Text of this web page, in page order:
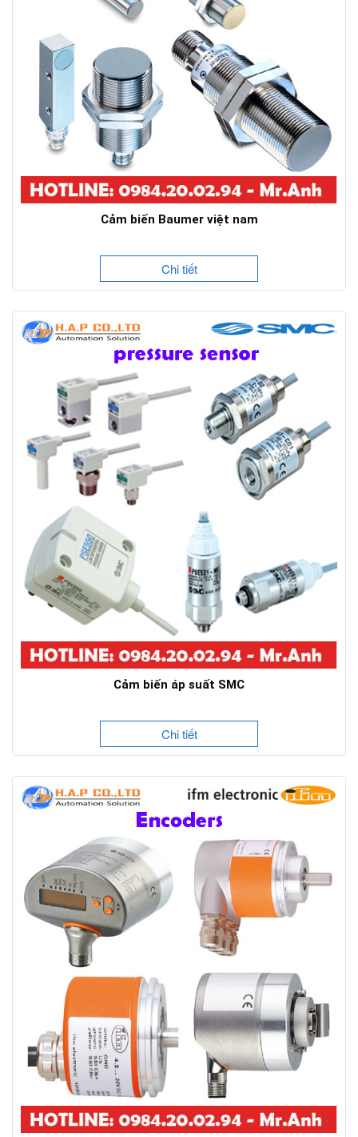
Cảm biến Baumer việt nam
Chi tiết
Cảm biến áp suất SMC
Chi tiết